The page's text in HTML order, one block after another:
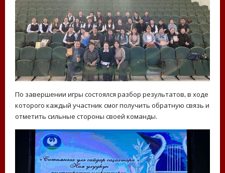
По завершении игры состоялся разбор результатов, в ходе
которого каждый участник смог получить обратную связь и
отметить сильные стороны своей команды.